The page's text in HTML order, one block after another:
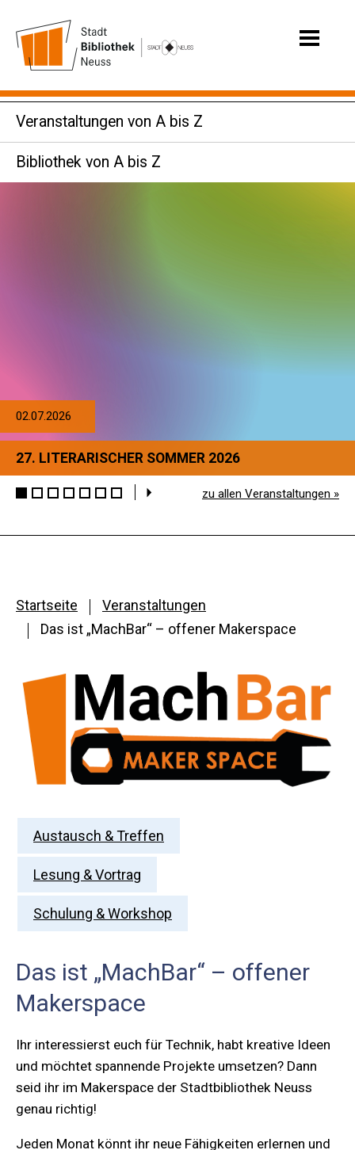
Veranstaltungen von A bis Z
Bibliothek von A bis Z
02.07.2026
27. LITERARISCHER SOMMER 2026
zu allen Veranstaltungen »
Startseite
Veranstaltungen
Das ist „MachBar“ – offener Makerspace
Austausch & Treffen
Lesung & Vortrag
Schulung & Workshop
Das ist „MachBar“ – offener
Makerspace
Ihr interessierst euch für Technik, habt kreative Ideen
und möchtet spannende Projekte umsetzen? Dann
seid ihr im Makerspace der Stadtbibliothek Neuss
genau richtig!
Jeden Monat könnt ihr neue Fähigkeiten erlernen und